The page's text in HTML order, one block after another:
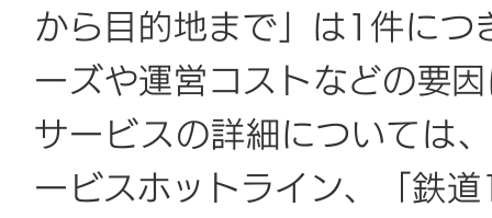
から目的地まで」は1件に
ーズや運営コストなどの要
サービスの詳細について
ービスホットライン、「鉄